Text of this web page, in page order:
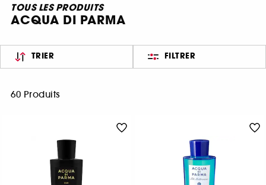
TOUS LES PRODUITS
ACQUA DI PARMA
TRIER FILTRER
60 Produits